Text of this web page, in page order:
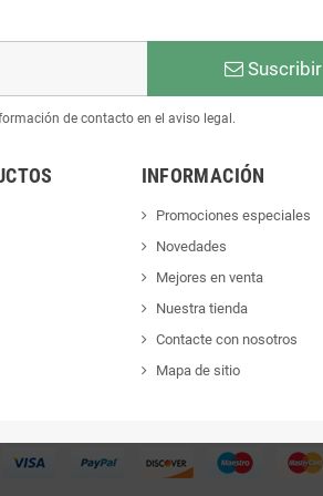
Suscribir
de contacto en el aviso legal.
INFORMACIÓN
Promociones especiales
Novedades
Mejores en venta
Nuestra tienda
Contacte con nosotros
Mapa de sitio